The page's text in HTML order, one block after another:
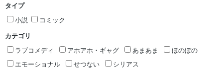
タイプ
小説
コミック
カテゴリ
ラブコメディ
アホアホ・ギャグ あまあま
ほのぼの
エモーショナル
せつない
シリアス